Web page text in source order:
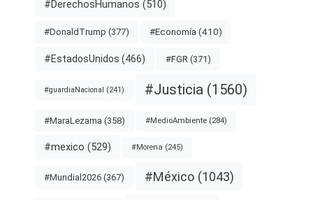
#DerechosHumanos (510)
#DonaldTrump (377) #Economía (410)
#EstadosUnidos (466) #FGR (371)
#guardiaNacional (241) #Justicia (1560)
#MaraLezama (358) #MedioAmbiente (284)
#mexico (529) #Morena (245)
#Mundial2026 (367) #México (1043)